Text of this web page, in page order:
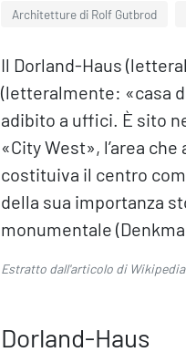
Architetture di Rolf Gutbrod
Il Dorland-Haus
(letteralmente: «casa
adibito a uffici. È sito
«City West», l’area
costituiva il centro
della sua importanza
monumentale
Estratto dall'articolo di Wikipedia
Dorland-Haus